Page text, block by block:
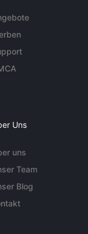
Uns
uns
Team
Blog